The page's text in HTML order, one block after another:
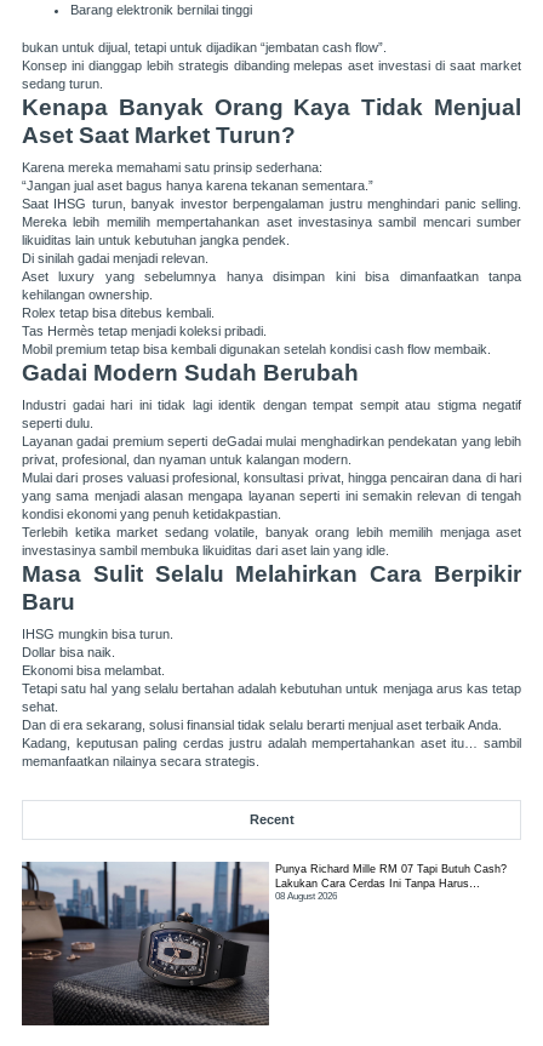
Barang elektronik bernilai tinggi
bukan untuk dijual, tetapi untuk dijadikan “jembatan cash flow”.
Konsep ini dianggap lebih strategis dibanding melepas aset investasi di saat market
sedang turun.
Kenapa Banyak Orang Kaya Tidak Menjual
Aset Saat Market Turun?
Karena mereka memahami satu prinsip sederhana:
“Jangan jual aset bagus hanya karena tekanan sementara.”
Saat IHSG turun, banyak investor berpengalaman justru menghindari panic selling.
Mereka lebih memilih mempertahankan aset investasinya sambil mencari sumber
likuiditas lain untuk kebutuhan jangka pendek.
Di sinilah gadai menjadi relevan.
Aset luxury yang sebelumnya hanya disimpan kini bisa dimanfaatkan tanpa
kehilangan ownership.
Rolex tetap bisa ditebus kembali.
Tas Hermès tetap menjadi koleksi pribadi.
Mobil premium tetap bisa kembali digunakan setelah kondisi cash flow membaik.
Gadai Modern Sudah Berubah
Industri gadai hari ini tidak lagi identik dengan tempat sempit atau stigma negatif
seperti dulu.
Layanan gadai premium seperti deGadaimulai menghadirkan pendekatan yang lebih
privat, profesional, dan nyaman untuk kalangan modern.
Mulai dari proses valuasi profesional, konsultasi privat, hingga pencairan dana di hari
yang sama menjadi alasan mengapa layanan seperti ini semakin relevan di tengah
kondisi ekonomi yang penuh ketidakpastian.
Terlebih ketika market sedang volatile, banyak orang lebih memilih menjaga aset
investasinya sambil membuka likuiditas dari aset lain yang idle.
Masa Sulit Selalu Melahirkan Cara Berpikir
Baru
IHSG mungkin bisa turun.
Dollar bisa naik.
Ekonomi bisa melambat.
Tetapi satu hal yang selalu bertahan adalah kebutuhan untuk menjaga arus kas tetap
sehat.
Dan di era sekarang, solusi finansial tidak selalu berarti menjual aset terbaik Anda.
Kadang, keputusan paling cerdas justru adalah mempertahankan aset itu… sambil
memanfaatkan nilainya secara strategis.
Recent
Punya Richard Mille RM 07 Tapi Butuh Cash?
Lakukan Cara Cerdas Ini Tanpa Harus
Kehilangan Jam!
08 August 2026